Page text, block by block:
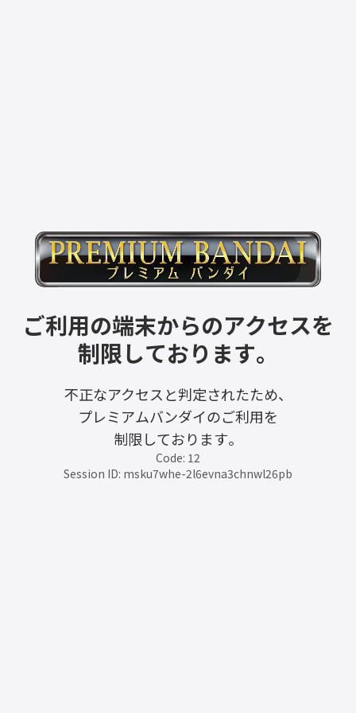
ご利用の端末からのアクセスを
制限しております。
不正なアクセスと判定されたため、
プレミアムバンダイのご利用を
制限しております。
Code: 12
Session ID: msku7whe-2l6evna3chnwl26pb